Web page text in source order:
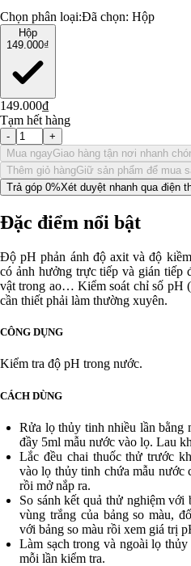
Chọn phân loại:Đã chọn: Hộp
Hộp
149.000₫
149.000₫
Tạm hết hàng
-
+
Mua ngayGiao hàng tận nơi nhanh
Thêm giỏ hàngGiữ sản phẩm để mua
Trả góp 0%Xét duyệt nhanh qua điện
Đặc điểm nổi bật
Độ pH phản ánh độ axit và độ
có ảnh hưởng trực tiếp và gián tiếp
vật trong ao… Kiểm soát chỉ số pH
cần thiết phải làm thường xuyên.
CÔNG DỤNG
Kiểm tra độ pH trong nước.
CÁCH DÙNG
Rửa lọ thủy tinh nhiều lần bằng
đầy 5ml mẫu nước vào lọ. Lau
Lắc đều chai thuốc thử trước
vào lọ thủy tinh chứa mẫu nước
rồi mở nắp ra.
So sánh kết quả thử nghiệm
vùng trắng của bảng so màu,
với bảng so màu rồi xem giá trị
Làm sạch trong và ngoài lọ
mỗi lần kiểm tra.